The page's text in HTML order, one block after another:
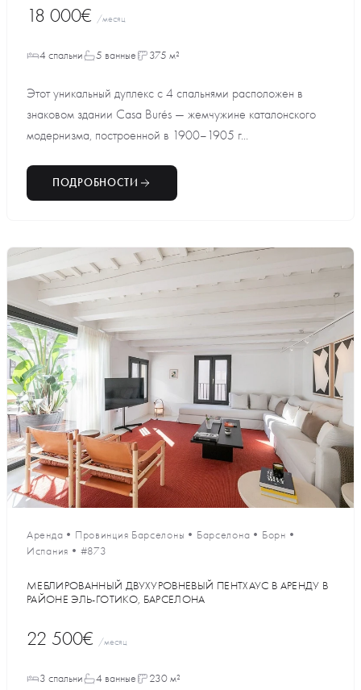
18 000€ /месяц
4 спальни 5 ванные 375 м²
Этот уникальный дуплекс с 4 спальнями расположен в
знаковом здании Casa Burés — жемчужине каталонского
модернизма, построенной в 1900–1905 г...
ПОДРОБНОСТИ
Аренда • Провинция Барселоны • Барселона • Борн •
Испания • #873
МЕБЛИРОВАННЫЙ ДВУХУРОВНЕВЫЙ ПЕНТХАУС В АРЕНДУ В
РАЙОНЕ ЭЛЬ-ГОТИКО, БАРСЕЛОНА
22 500€ /месяц
3 спальни 4 ванные 230 м²